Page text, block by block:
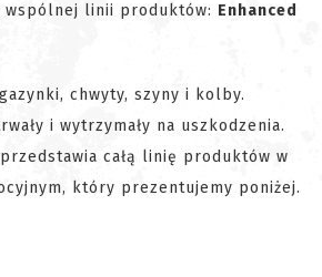
wspólnej linii produktów: Enhanced
chwyty, szyny i kolby.
i wytrzymały na uszkodzenia.
całą linię produktów w
który prezentujemy poniżej.